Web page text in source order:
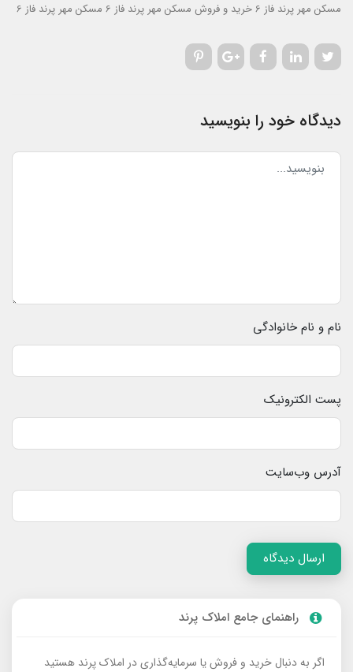
مسکن مهر پرند فاز 6
خرید و فروش مسکن مهر پرند فاز 6 مسکن مهر پرند فاز 6
دیدگاه خود را بنویسید
نام و نام خانوادگی
پست الکترونیک
آدرس وب‌سایت
ارسال دیدگاه
راهنمای جامع املاک پرند
اگر به دنبال خرید و فروش یا سرمایه‌گذاری در املاک پرند هستید